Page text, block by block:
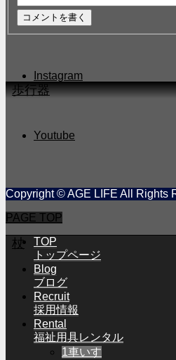
5歩行器
6杖
Instagram
Youtube
Copyright © AGE LIFE All Rights
PAGE TOP
TOP
トップページ
Blog
ブログ
Recruit
採用情報
Rental
福祉用具レンタル
1車いす